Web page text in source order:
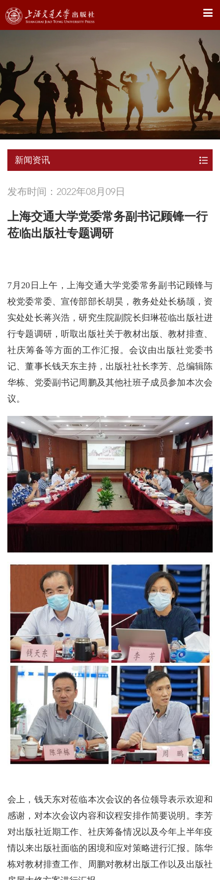
X
新闻资讯
发布时间：2022年08月09日
上海交通大学党委常务副书记顾锋一行
莅临出版社专题调研
7月20日上午，上海交通大学党委常务副书记顾锋与
校党委常委、宣传部部长胡昊，教务处处长杨颉，资
实处处长蒋兴浩，研究生院副院长归琳莅临出版社进
行专题调研，听取出版社关于教材出版、教材排查、
社庆筹备等方面的工作汇报。会议由出版社党委书
记、董事长钱天东主持，出版社社长李芳、总编辑陈
华栋、党委副书记周鹏及其他社班子成员参加本次会
议。
会上，钱天东对莅临本次会议的各位领导表示欢迎和
感谢，对本次会议内容和议程安排作简要说明。李芳
对出版社近期工作、社庆筹备情况以及今年上半年疫
情以来出版社面临的困境和应对策略进行汇报。陈华
栋对教材排查工作、周鹏对教材出版工作以及出版社